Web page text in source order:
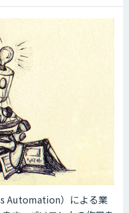
Automation）による業